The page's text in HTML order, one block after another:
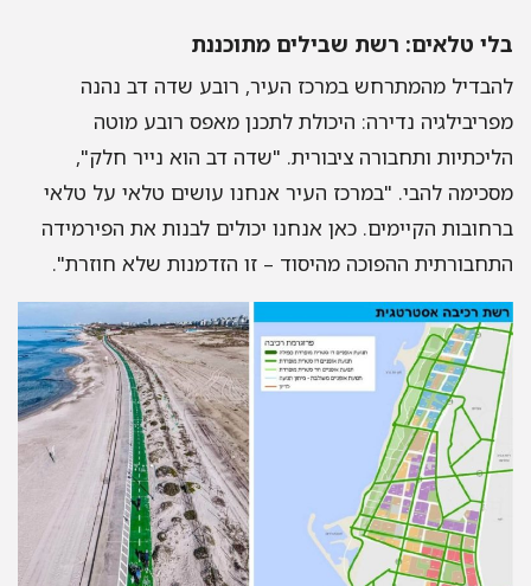
בלי טלאים: רשת שבילים מתוכננת
להבדיל מהמתרחש במרכז העיר, רובע שדה דב נהנה
מפריבילגיה נדירה: היכולת לתכנן מאפס רובע מוטה
הליכתיות ותחבורה ציבורית. "שדה דב הוא נייר חלק",
מסכימה להבי. "במרכז העיר אנחנו עושים טלאי על טלאי
ברחובות הקיימים. כאן אנחנו יכולים לבנות את הפירמידה
התחבורתית ההפוכה מהיסוד – זו הזדמנות שלא חוזרת".